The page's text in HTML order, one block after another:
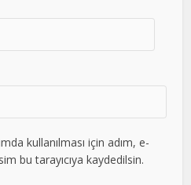
kullanılması için adım, e-
bu tarayıcıya kaydedilsin.